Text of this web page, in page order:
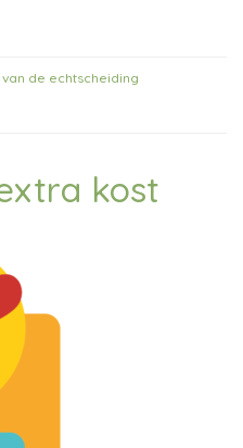
de echtscheiding
kost